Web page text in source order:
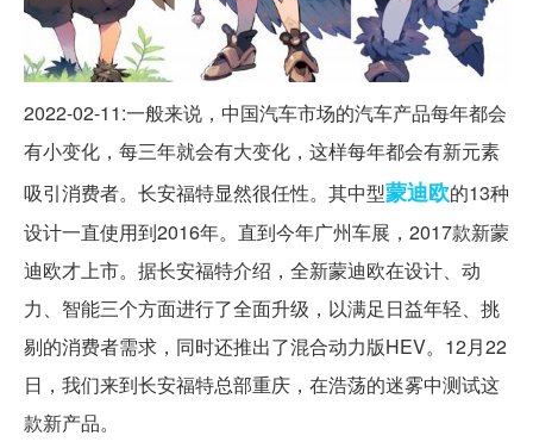
2022-02-11:一般来说，中国汽车市场的汽车产品每年都会
有小变化，每三年就会有大变化，这样每年都会有新元素
吸引消费者。长安福特显然很任性。其中型蒙迪欧的13种
设计一直使用到2016年。直到今年广州车展，2017款新蒙
迪欧才上市。据长安福特介绍，全新蒙迪欧在设计、动
力、智能三个方面进行了全面升级，以满足日益年轻、挑
剔的消费者需求，同时还推出了混合动力版HEV。12月22
日，我们来到长安福特总部重庆，在浩荡的迷雾中测试这
款新产品。